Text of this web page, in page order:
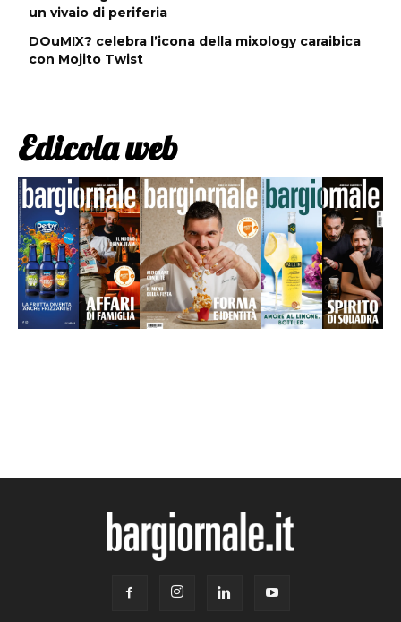
un vivaio di periferia
DOuMIX? celebra l’icona della mixology caraibica
con Mojito Twist
Edicola web